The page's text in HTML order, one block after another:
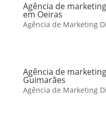
Agência de
em Oeiras
Agência de Marketing
Agência de
Guimarães
Agência de Marketing